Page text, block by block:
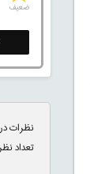
ضعیف
نظرات
تعداد